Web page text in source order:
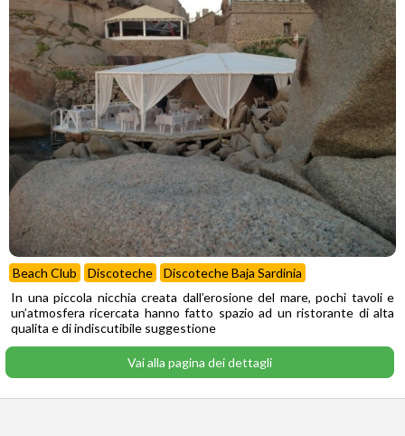
Beach Club Discoteche
Discoteche Baja Sardinia
In una piccola nicchia creata dall’erosione del mare, pochi tavoli e
un’atmosfera ricercata hanno fatto spazio ad un ristorante di alta
qualita e di indiscutibile suggestione
Vai alla pagina dei dettagli